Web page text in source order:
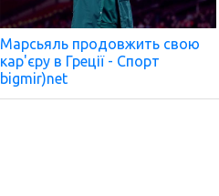
Марсьяль продовжить свою
кар'єру в Греції - Спорт
bigmir)net